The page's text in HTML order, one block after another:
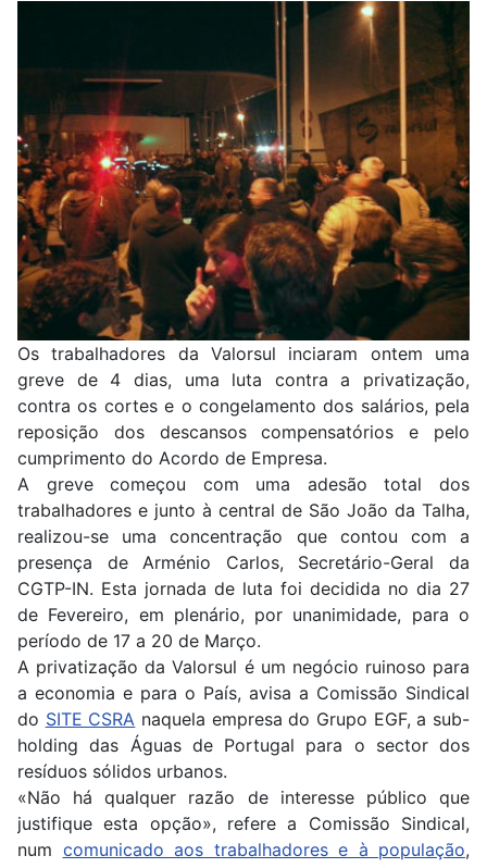
Os trabalhadores da Valorsul inciaram ontem uma
greve de 4 dias, uma luta contra a privatização,
contra os cortes e o congelamento dos salários, pela
reposição dos descansos compensatórios e pelo
cumprimento do Acordo de Empresa.
A greve começou com uma adesão total dos
trabalhadores e junto à central de São João da Talha,
realizou-se uma concentração que contou com a
presença de Arménio Carlos, Secretário-Geral da
CGTP-IN. Esta jornada de luta foi decidida no dia 27
de Fevereiro, em plenário, por unanimidade, para o
período de 17 a 20 de Março.
A privatização da Valorsul é um negócio ruinoso para
a economia e para o País, avisa a Comissão Sindical
do SITE CSRA naquela empresa do Grupo EGF, a sub-
holding das Águas de Portugal para o sector dos
resíduos sólidos urbanos.
«Não há qualquer razão de interesse público que
justifique esta opção», refere a Comissão Sindical,
num comunicado aos trabalhadores e à população,